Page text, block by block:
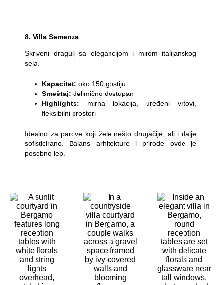
8. Villa Semenza
Skriveni dragulj sa elegancijom i mirom italijanskog
sela.
Kapacitet: oko 150 gostiju
Smeštaj: delimično dostupan
Highlights: mirna lokacija, uređeni vrtovi,
fleksibilni prostori
Idealno za parove koji žele nešto drugačije, ali i dalje
sofisticirano. Balans arhitekture i prirode ovde je
posebno lep.